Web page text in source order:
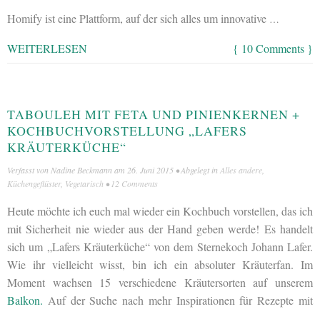
Homify ist eine Plattform, auf der sich alles um innovative …
WEITERLESEN { 10 Comments }
TABOULEH MIT FETA UND PINIENKERNEN +
KOCHBUCHVORSTELLUNG „LAFERS
KRÄUTERKÜCHE“
Verfasst von Nadine Beckmann am 26. Juni 2015 • Abgelegt in Alles andere
Küchengeflüster, Vegetarisch • 12 Comments
Heute möchte ich euch mal wieder ein Kochbuch vorstellen, das ich
mit Sicherheit nie wieder aus der Hand geben werde! Es handelt
sich um „Lafers Kräuterküche“ von dem Sternekoch Johann Lafer.
Wie ihr vielleicht wisst, bin ich ein absoluter Kräuterfan. Im
Moment wachsen 15 verschiedene Kräutersorten auf unserem
Balkon. Auf der Suche nach mehr Inspirationen für Rezepte mit